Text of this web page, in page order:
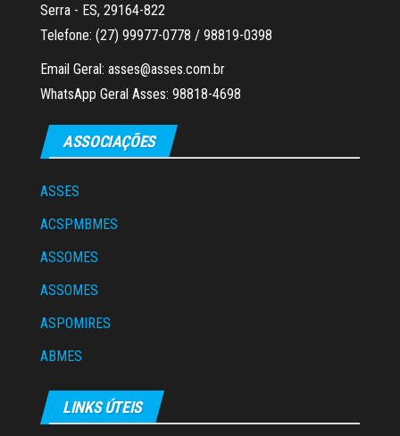
Serra - ES, 29164-822
Telefone: (27) 99977-0778 / 98819-0398
Email Geral: asses@asses.com.br
WhatsApp Geral Asses: 98818-4698
ASSOCIAÇÕES
ASSES
ACSPMBMES
ASSOMES
ASSOMES
ASPOMIRES
ABMES
LINKS ÚTEIS